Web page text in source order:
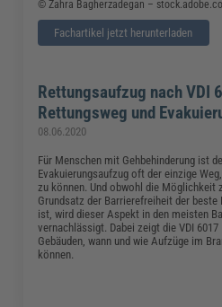
© Zahra Bagherzadegan –
Fachartikel jetzt herunterladen
Rettungsaufzug nach VDI
Rettungsweg und
08.06.2020
Für Menschen mit Gehbehinderung ist
Evakuierungsaufzug oft der einzige
zu können. Und obwohl die Möglichkeit
Grundsatz der Barrierefreiheit der
ist, wird dieser Aspekt in den meisten
vernachlässigt. Dabei zeigt die VDI
Gebäuden, wann und wie Aufzüge im
können.